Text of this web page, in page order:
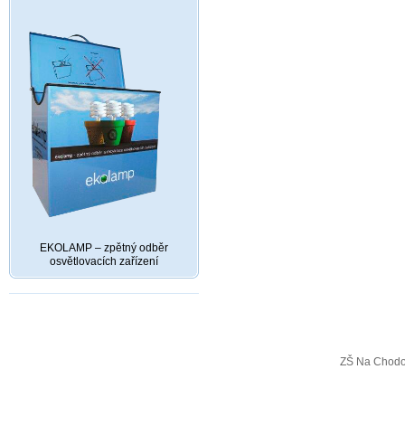
EKOLAMP – zpětný odběr
osvětlovacích zařízení
ZŠ Na